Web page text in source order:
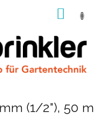
(1/2"), 50 m